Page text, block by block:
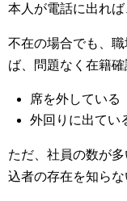
本人が電話に出れば
不在の場合でも、
ば、問題なく在籍
席を外している
外回りに出てい
ただ、社員の数が
込者の存在を知らな